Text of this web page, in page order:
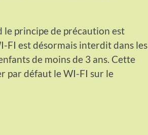
le principe de précaution est
FI est désormais interdit dans les
de moins de 3 ans. Cette
par défaut le WI-FI sur le